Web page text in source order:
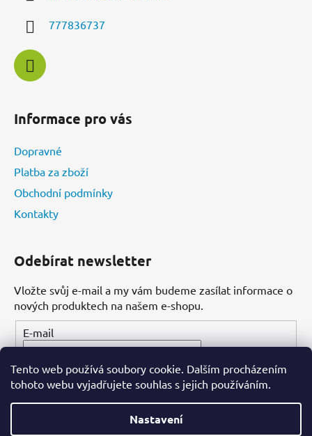
Tento web používá soubory cookie. Dalším procházením
tohoto webu vyjadřujete souhlas s jejich používáním.
Nastavení
777836737
Informace pro vás
Dopravné
Platba za zboží
Obchodní podmínky
Kontakty
Odebírat newsletter
Vložte svůj e-mail a my vám budeme zasílat informace o
nových produktech na našem e-shopu.
E-mail
PŘIHLÁSIT SE